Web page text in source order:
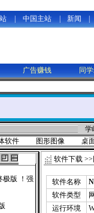
中国主站 新闻
广告赚钱 同
学
软件 图形图像
桌
极版 ！强
软件下载 >>
软件名称
软件类型
运行环境